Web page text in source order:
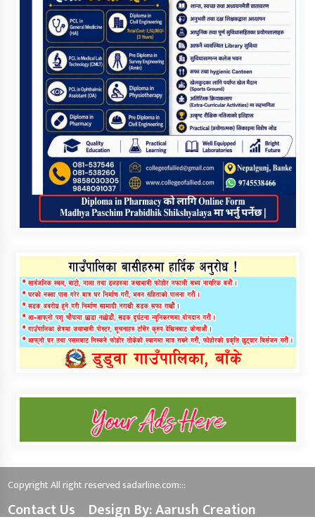
Copyright All right reserved sadarline.com:::
Contact Us Design By: Aarush Creation